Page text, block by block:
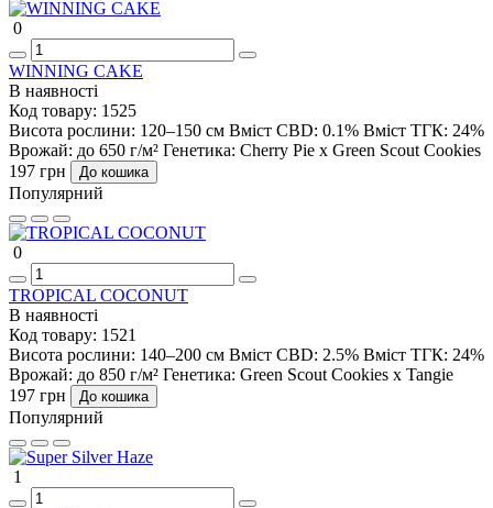
0
WINNING CAKE
В наявності
Код товару: 1525
Висота рослини: 120–150 см Вміст CBD: 0.1% Вміст ТГК: 24%
Врожай: до 650 г/м² Генетика: Cherry Pie x Green Scout Cookies
197 грн
До кошика
Популярний
0
TROPICAL COCONUT
В наявності
Код товару: 1521
Висота рослини: 140–200 см Вміст CBD: 2.5% Вміст ТГК: 24%
Врожай: до 850 г/м² Генетика: Green Scout Cookies x Tangie
197 грн
До кошика
Популярний
1